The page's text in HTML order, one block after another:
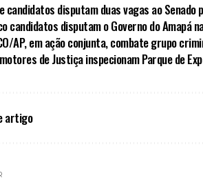
candidatos disputam duas vagas ao Senado
candidatos disputam o Governo do Amapá
AP, em ação conjunta, combate grupo
de Justiça inspecionam Parque de
artigo